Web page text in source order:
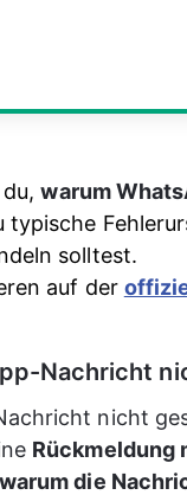
du, warum
typische
solltest.
auf der
Nachricht
nicht
Rückmeldung
warum die